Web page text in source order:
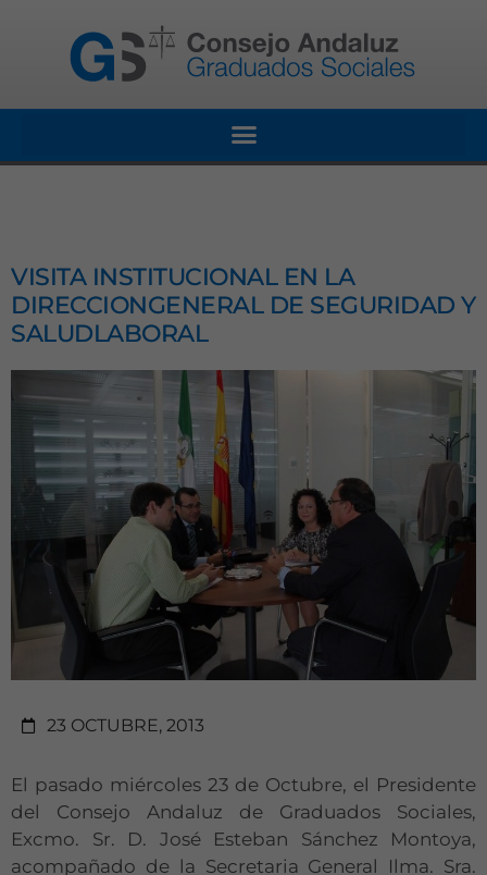
VISITA INSTITUCIONAL EN LA
DIRECCIONGENERAL DE SEGURIDAD Y
SALUDLABORAL
23 OCTUBRE, 2013
El pasado miércoles 23 de Octubre, el Presidente
del Consejo Andaluz de Graduados Sociales,
Excmo. Sr. D. José Esteban Sánchez Montoya,
acompañado de la Secretaria General Ilma. Sra.